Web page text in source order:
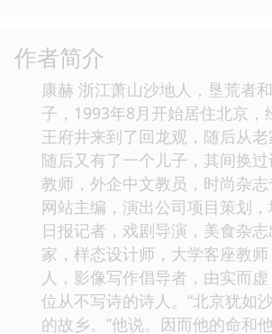
作者简介
康赫 浙江萧山沙地人，垦荒者
子，1993年8月开始居住北京，
王府井来到了回龙观，随后从老
随后又有了一个儿子，其间换
教师，外企中文教员，时尚杂
网站主编，演出公司项目策划，
日报记者，戏剧导演，美食杂
家，样态设计师，大学客座教
人，影像写作倡导者，由实而
位从不写诗的诗人。“北京犹如
的故乡。”他说。因而他的命和